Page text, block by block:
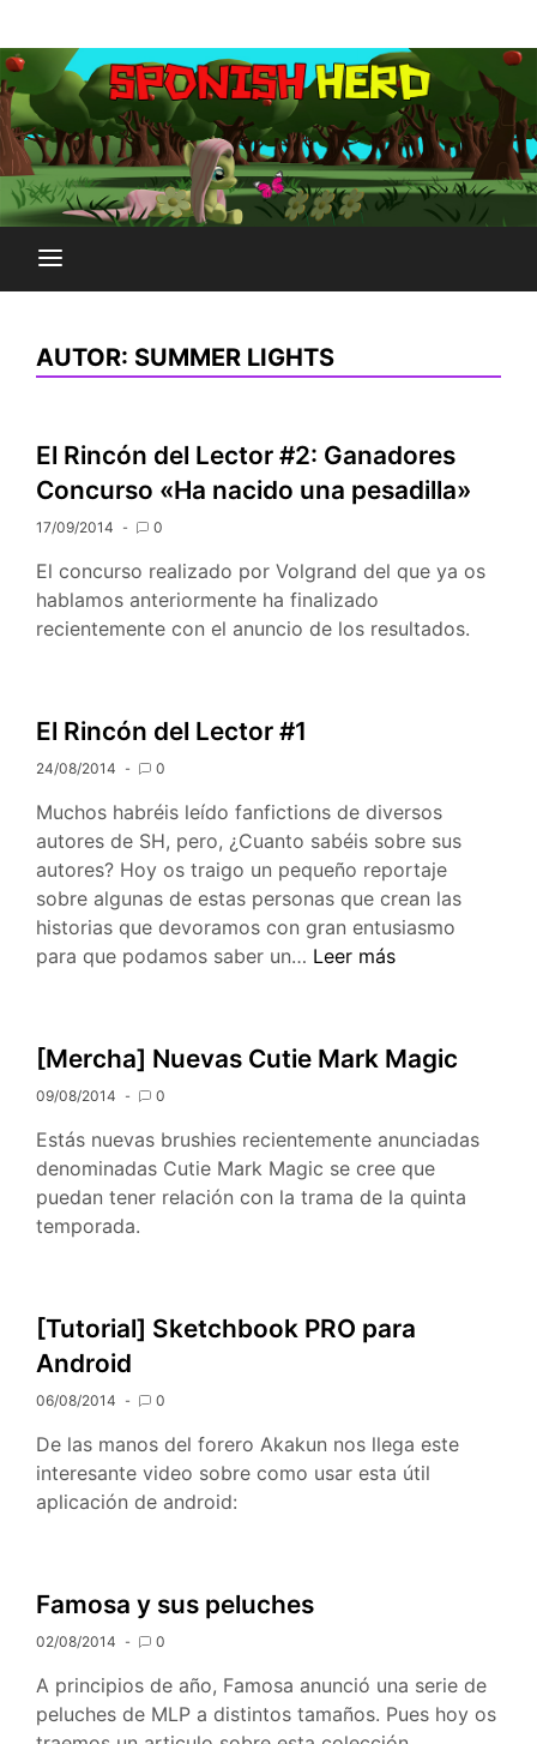
al
contenido
SPONISH HERD
AUTOR: SUMMER LIGHTS
El Rincón del Lector #2: Ganadores
Concurso «Ha nacido una pesadilla»
17/09/2014 0
El concurso realizado por Volgrand del que ya os
hablamos anteriormente ha finalizado
recientemente con el anuncio de los resultados.
El Rincón del Lector #1
24/08/2014 0
Muchos habréis leído fanfictions de diversos
autores de SH, pero, ¿Cuanto sabéis sobre sus
autores? Hoy os traigo un pequeño reportaje
sobre algunas de estas personas que crean las
historias que devoramos con gran entusiasmo
para que podamos saber un… El
#1
Leer más
[Mercha] Nuevas Cutie Mark Magic
09/08/2014 0
Estás nuevas brushies recientemente anunciadas
denominadas Cutie Mark Magic se cree que
puedan tener relación con la trama de la quinta
temporada.
[Tutorial] Sketchbook PRO para
Android
06/08/2014 0
De las manos del forero Akakun nos llega este
interesante video sobre como usar esta útil
aplicación de android:
Famosa y sus peluches
02/08/2014 0
A principios de año, Famosa anunció una serie de
peluches de MLP a distintos tamaños. Pues hoy os